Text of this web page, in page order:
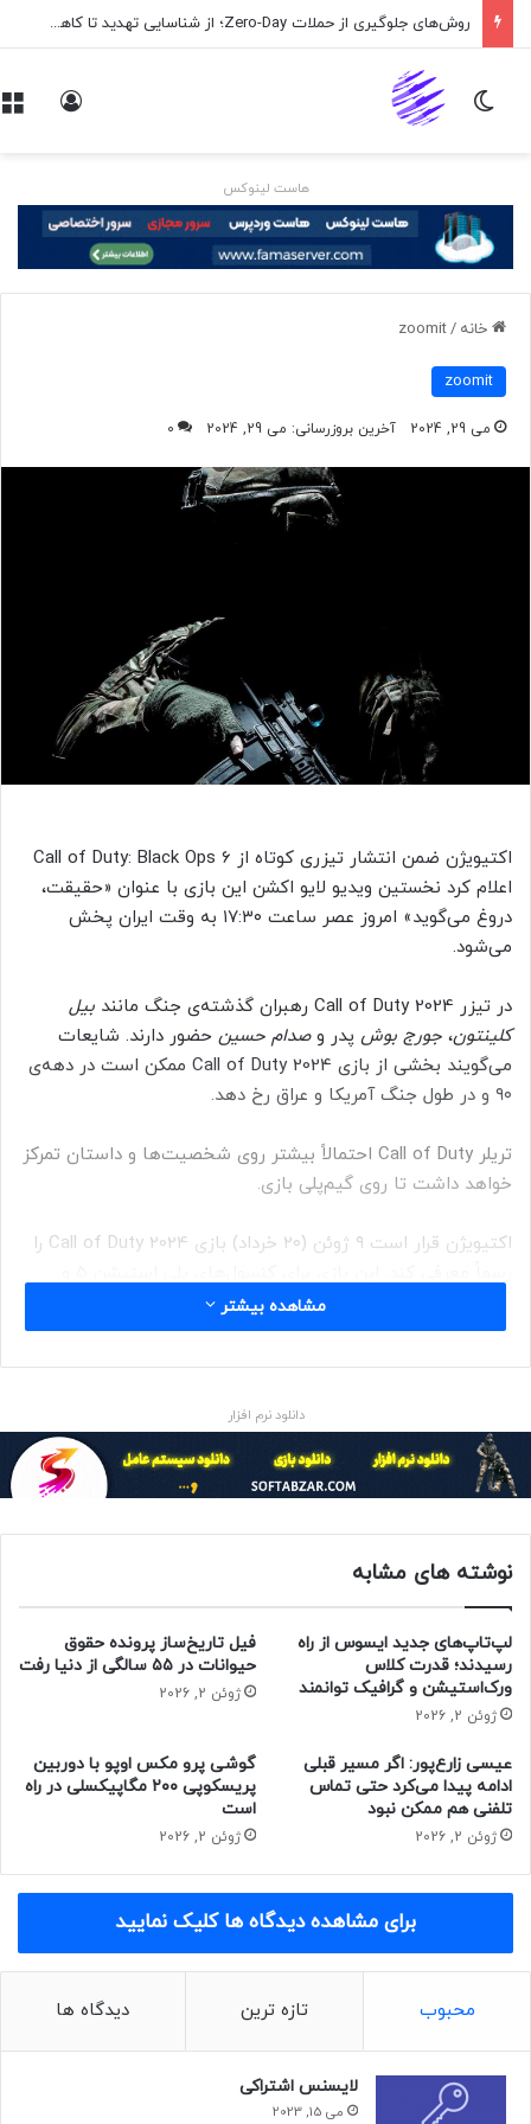
روش‌های جلوگیری از حملات Zero-Day؛ از شناسایی تهدید تا کاهش ریسک
تغییر پوسته
هاست لینوکس
خانه /
zoomit
zoomit
می 29, 2024 آخرین بروزرسانی: می 29, 2024 0
اکتیویژن ضمن انتشار تیزری کوتاه از Call of Duty: Black Ops 6
اعلام کرد نخستین ویدیو لایو اکشن این بازی با عنوان «حقیقت،
دروغ می‌گوید» امروز عصر ساعت ۱۷:۳۰ به وقت ایران پخش
می‌شود.
در تیزر Call of Duty 2024 رهبران گذشته‌ی جنگ‌ مانند
بیل
کلینتون، جورج بوش پدر وصدام حسین حضور دارند. شایعات
می‌گویند بخشی از بازی Call of Duty 2024 ممکن است در دهه‌ی
۹۰ و در طول جنگ آمریکا و عراق رخ دهد.
تریلر Call of Duty احتمالاً بیشتر روی شخصیت‌ها و داستان تمرکز
خواهد داشت تا روی گیم‌پلی بازی.
اکتیویژن قرار است ۹ ژوئن (۲۰ خرداد) بازی Call of Duty 2024 را
ایکس باکس سری ایکس و ایکس باکس سری اس منتشر خواهد
شد. فعلاً خبری از انتشار بازی برای کنسول‌های قدیمی‌تر نیست.
منبع : زومیت
مشاهده بیشتر
دانلود نرم افزار
نوشته های مشابه
لپ‌تاپ‌های جدید ایسوس از راه
رسیدند؛ قدرت کلاس
ورک‌استیشن و گرافیک توانمند
ژوئن 2, 2026
فیل تاریخ‌ساز پرونده حقوق
حیوانات در ۵۵ سالگی از دنیا رفت
ژوئن 2, 2026
عیسی زارع‌پور: اگر مسیر قبلی
ادامه پیدا می‌کرد حتی تماس
تلفنی هم ممکن نبود
ژوئن 2, 2026
گوشی پرو مکس اوپو با دوربین
پریسکوپی ۲۰۰ مگاپیکسلی در راه
است
ژوئن 2, 2026
برای مشاهده دیدگاه ها کلیک نمایید
محبوب تازه ترین دیدگاه ها
لایسنس اشتراکی
می 15, 2023